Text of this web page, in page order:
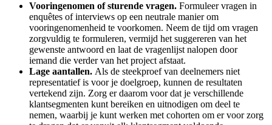
Vooringenomen of sturende vragen. Formuleer vragen in
enquêtes of interviews op een neutrale manier om
vooringenomenheid te voorkomen. Neem de tijd om vragen
zorgvuldig te formuleren, vermijd het suggereren van het
gewenste antwoord en laat de vragenlijst nalopen door
iemand die verder van het project afstaat.
Lage aantallen. Als de steekproef van deelnemers niet
representatief is voor je doelgroep, kunnen de resultaten
vertekend zijn. Zorg er daarom voor dat je verschillende
klantsegmenten kunt bereiken en uitnodigen om deel te
nemen, waarbij je kunt werken met cohorten om er voor zorg